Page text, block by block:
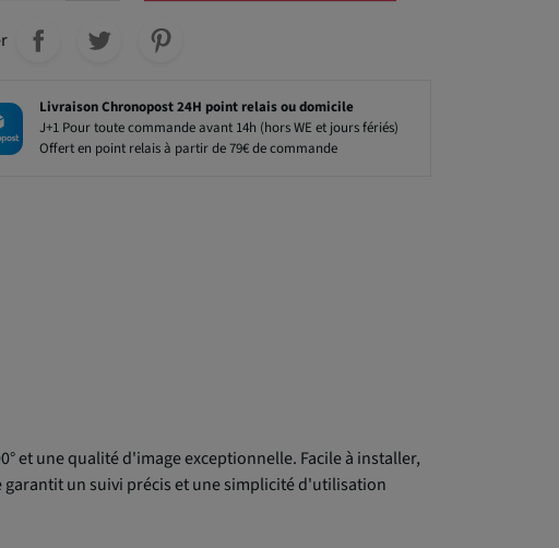
Livraison Chronopost 24H point relais ou domicile
J+1 Pour toute commande avant 14h (hors WE et jours fériés)
Offert en point relais à partir de 79€ de commande
et une qualité d'image exceptionnelle. Facile à installer,
garantit un suivi précis et une simplicité d'utilisation